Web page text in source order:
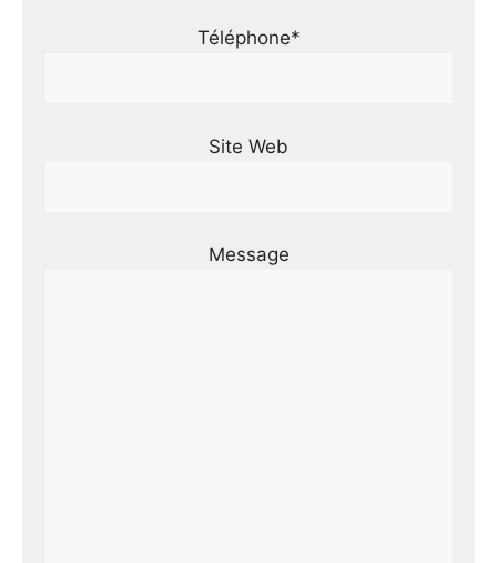
Téléphone*
Site Web
Message